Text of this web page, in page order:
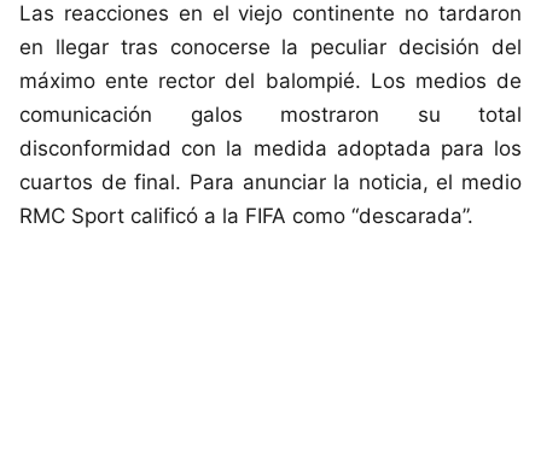
Las reacciones en el viejo continente no tardaron
en llegar tras conocerse la peculiar decisión del
máximo ente rector del balompié. Los medios de
comunicación galos mostraron su total
disconformidad con la medida adoptada para los
cuartos de final. Para anunciar la noticia, el medio
RMC Sport calificó a la FIFA como “descarada”.